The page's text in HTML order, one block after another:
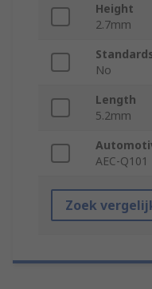
Height
2.7mm
No
Length
5.2mm
AEC-Q101
Zoek